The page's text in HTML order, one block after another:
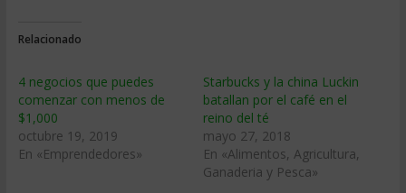
Relacionado
4 negocios que puedes
comenzar con menos de
$1,000
octubre 19, 2019
En «Emprendedores»
Starbucks y la china Luckin
batallan por el café en el
reino del té
mayo 27, 2018
En «Alimentos, Agricultura,
Ganaderia y Pesca»